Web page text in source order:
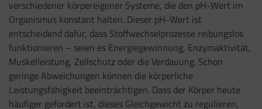
verschiedener körpereigener Systeme, die den pH-Wert im
Organismus konstant halten. Dieser pH-Wert ist
entscheidend dafür, dass Stoffwechselprozesse reibungslos
funktionieren – seien es Energiegewinnung, Enzymaktivität,
Muskelleistung, Zellschutz oder die Verdauung. Schon
geringe Abweichungen können die körperliche
Leistungsfähigkeit beeinträchtigen. Dass der Körper heute
häufiger gefordert ist, dieses Gleichgewicht zu regulieren,